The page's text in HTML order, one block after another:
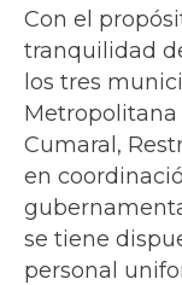
Con el
tranquilidad
los tres
Metropolitana
Cumaral,
en
se tiene
personal